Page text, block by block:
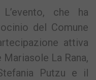
L’evento, che ha
del Comune
attiva
Mariasole La Rana,
Putzu e il